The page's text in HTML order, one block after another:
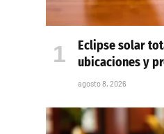
Eclipse solar
ubicaciones y
agosto 8, 2026